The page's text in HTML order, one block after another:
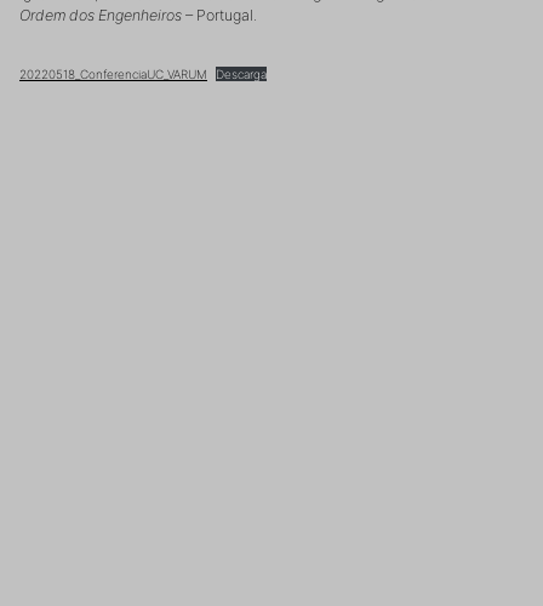
Ordem dos Engenheiros – Portugal.
20220518_ConferenciaUC_VARUM Descarga